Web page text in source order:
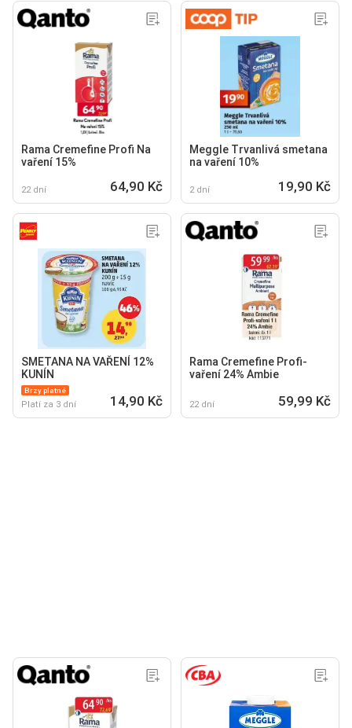
Rama Cremefine Profi Na
vaření 15%
22 dní 64,90 Kč
Meggle Trvanlivá smetana
na vaření 10%
2 dní 19,90 Kč
SMETANA NA VAŘENÍ 12%
KUNÍN
Brzy platné
Platí za 3 dní 14,90 Kč
Rama Cremefine Profi-
vaření 24% Ambie
22 dní 59,99 Kč